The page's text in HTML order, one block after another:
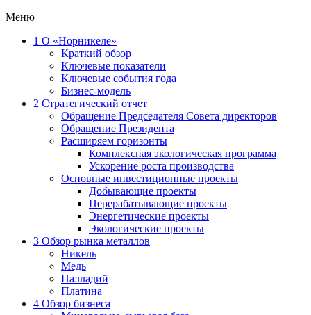
Меню
1 О «Норникеле»
Краткий обзор
Ключевые показатели
Ключевые события года
Бизнес-модель
2 Стратегический отчет
Обращение Председателя Совета директоров
Обращение Президента
Расширяем горизонты
Комплексная экологическая программа
Ускорение роста производства
Основные инвестиционные проекты
Добывающие проекты
Перерабатывающие проекты
Энергетические проекты
Экологические проекты
3 Обзор рынка металлов
Никель
Медь
Палладий
Платина
4 Обзор бизнеса